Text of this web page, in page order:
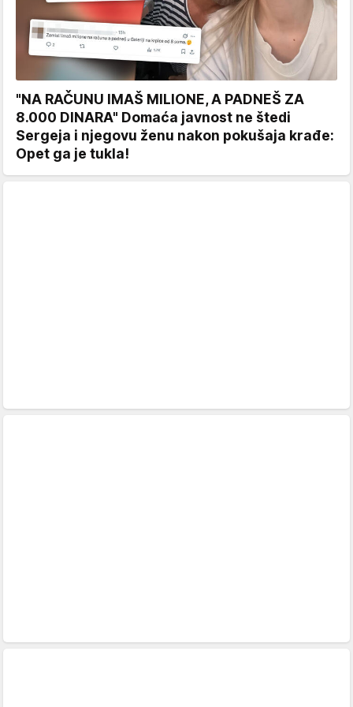
"NA RAČUNU IMAŠ MILIONE, A PADNEŠ ZA
8.000 DINARA" Domaća javnost ne štedi
Sergeja i njegovu ženu nakon pokušaja krađe:
Opet ga je tukla!